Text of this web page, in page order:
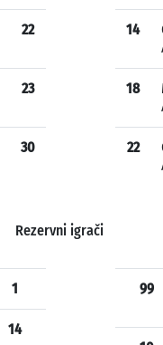
22
23
30
14
18
22
Rezervni igrači
1
14
99